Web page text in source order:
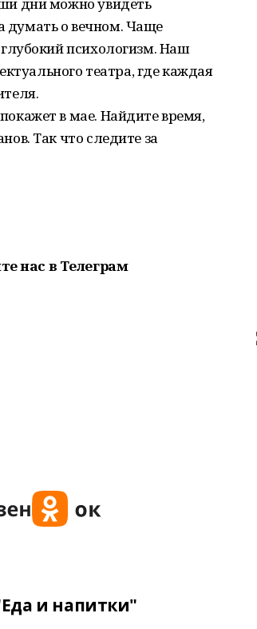
думать о вечном. Чаще
глубокий психологизм. Наш
театра, где каждая
в мае. Найдите время,
Так что следите за
нас в Телеграм
и напитки"